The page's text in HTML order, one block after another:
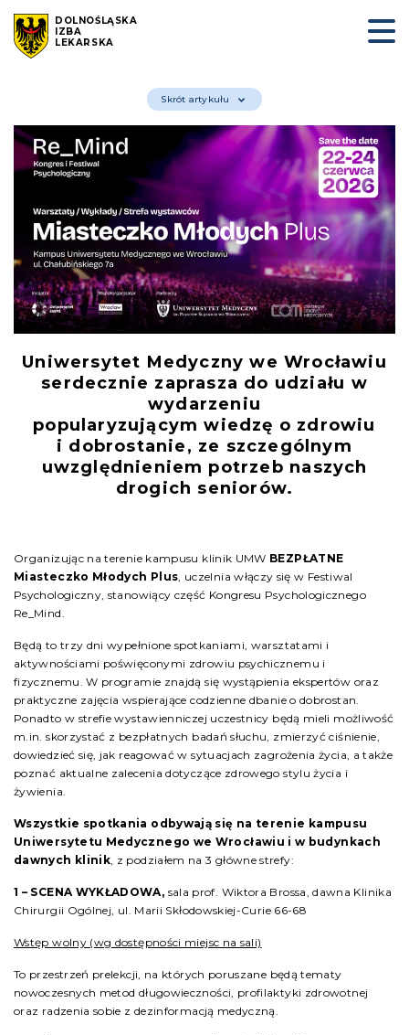
DOLNOŚLĄSKA
IZBA
LEKARSKA
Skrót artykułu
Uniwersytet Medyczny we Wrocławiu
serdecznie zaprasza do udziału w
wydarzeniu
popularyzującym wiedzę o zdrowiu
i dobrostanie, ze szczególnym
uwzględnieniem potrzeb naszych
drogich seniorów.
Organizując na terenie kampusu klinik UMW BEZPŁATNE
Miasteczko Młodych Plus, uczelnia włączy się w Festiwal
Psychologiczny, stanowiący część Kongresu Psychologicznego
Re_Mind.
Będą to trzy dni wypełnione spotkaniami, warsztatami i
aktywnościami poświęconymi zdrowiu psychicznemu i
fizycznemu. W programie znajdą się wystąpienia ekspertów oraz
praktyczne zajęcia wspierające codzienne dbanie o dobrostan.
Ponadto w strefie wystawienniczej uczestnicy będą mieli możliwość
m.in. skorzystać z bezpłatnych badań słuchu, zmierzyć ciśnienie,
dowiedzieć się, jak reagować w sytuacjach zagrożenia życia, a także
poznać aktualne zalecenia dotyczące zdrowego stylu życia i
żywienia.
Wszystkie spotkania odbywają się na terenie kampusu
Uniwersytetu Medycznego we Wrocławiu i w budynkach
dawnych klinik, z podziałem na 3 główne strefy:
1 – SCENA WYKŁADOWA, sala prof. Wiktora Brossa, dawna Klinika
Chirurgii Ogólnej, ul. Marii Skłodowskiej-Curie 66-68
Wstęp wolny (wg dostępności miejsc na sali)
To przestrzeń prelekcji, na których poruszane będą tematy
nowoczesnych metod długowieczności, profilaktyki zdrowotnej
oraz radzenia sobie z dezinformacją medyczną.